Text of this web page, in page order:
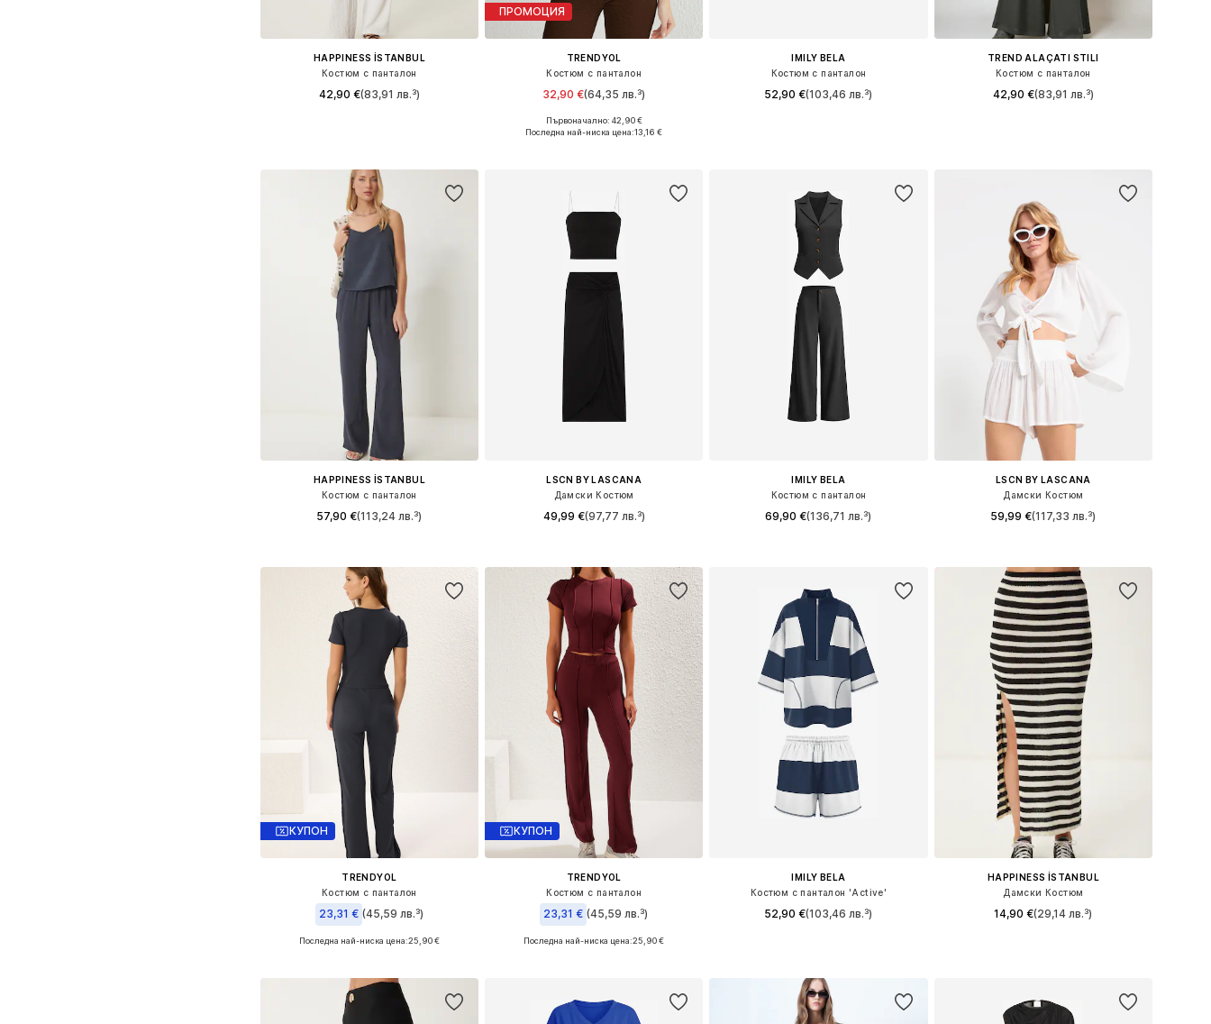
HAPPINESS İSTANBUL
Костюм с панталон
42,90 €(83,91 лв.³)
ПРОМОЦИЯ
TRENDYOL
Костюм с панталон
32,90 €(64,35 лв.³)
Налични размери: 34, 36, 38, 40, 42
Първоначално: 42,90 €
Последна най-ниска цена:13,16 €
IMILY BELA
Костюм с панталон
52,90 €(103,46 лв.³)
TREND ALAÇATI STILI
Костюм с панталон
42,90 €(83,91 лв.³)
HAPPINESS İSTANBUL
Костюм с панталон
57,90 €(113,24 лв.³)
Добави в кошницата
LSCN BY LASCANA
Дамски Костюм
49,99 €(97,77 лв.³)
Добави в кошницата
IMILY BELA
Костюм с панталон
69,90 €(136,71 лв.³)
LSCN BY LASCANA
Дамски Костюм
59,99 €(117,33 лв.³)
Добави в кошницата
КУПОН
TRENDYOL
Костюм с панталон
23,31 € (45,59 лв.³)
Налични размери: 36, 38, 40, 42
Последна най-ниска цена:25,90 €
КУПОН
TRENDYOL
Костюм с панталон
23,31 € (45,59 лв.³)
Налични размери: 36, 38, 40
Последна най-ниска цена:25,90 €
IMILY BELA
Костюм с панталон 'Active'
52,90 €(103,46 лв.³)
HAPPINESS İSTANBUL
Дамски Костюм
14,90 €(29,14 лв.³)